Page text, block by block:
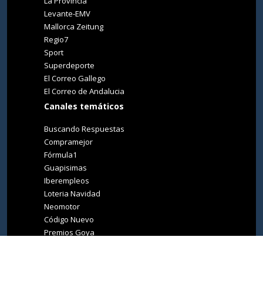
Levante-EMV
Mallorca Zeitung
Regio7
Sport
Superdeporte
El Correo Gallego
El Correo de Andalucia
Canales temáticos
Buscando Respuestas
Compramejor
Fórmula1
Guapisimas
Iberempleos
Loteria Navidad
Neomotor
Código Nuevo
Premios Goya